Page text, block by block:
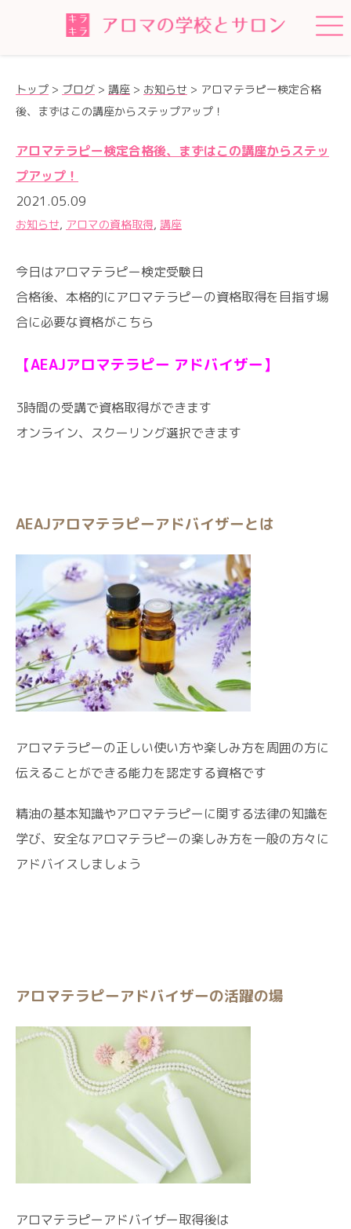
トップ > ブログ > 講座 > お知らせ > アロマテラピー検定合格
後、まずはこの講座からステップアップ！
アロマテラピー検定合格後、まずはこの講座からステッ
プアップ！
2021.05.09
お知らせ, アロマの資格取得, 講座
今日はアロマテラピー検定受験日
合格後、本格的にアロマテラピーの資格取得を目指す場
合に必要な資格がこちら
【AEAJアロマテラピー アドバイザー】
3時間の受講で資格取得ができます
オンライン、スクーリング選択できます
AEAJアロマテラピーアドバイザーとは
アロマテラピーの正しい使い方や楽しみ方を周囲の方に
伝えることができる能力を認定する資格です
精油の基本知識やアロマテラピーに関する法律の知識を
学び、安全なアロマテラピーの楽しみ方を一般の方々に
アドバイスしましょう
アロマテラピーアドバイザーの活躍の場
アロマテラピーアドバイザー取得後は